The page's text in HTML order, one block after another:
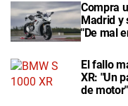
Compra
Madrid y
"De mal
El fallo
XR: "Un
de motor"